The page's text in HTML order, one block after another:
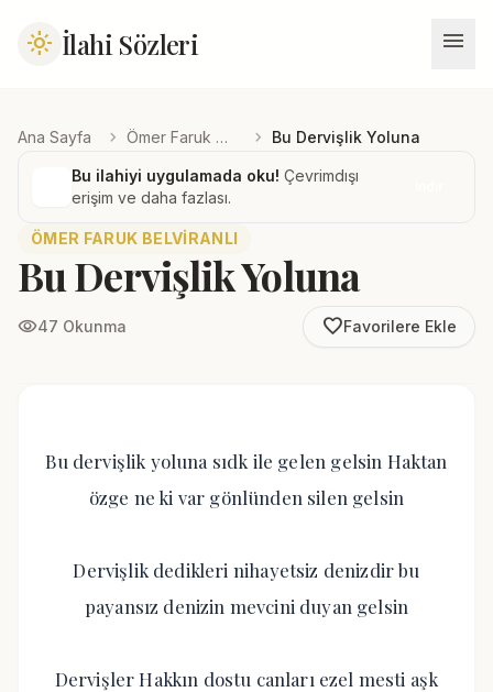
light_mode İlahi Sözleri menu
Ana Sayfa chevron_right Ömer Faruk Belviranlı chevron_right Bu Dervişlik Yoluna
Bu ilahiyi uygulamada oku! Çevrimdışı
erişim ve daha fazlası.
ÖMER FARUK BELVIRANLI
Bu Dervişlik Yoluna
visibility47 Okunma favorite_borderFavorilere Ekle
Bu dervişlik yoluna sıdk ile gelen gelsin Haktan
özge ne ki var gönlünden silen gelsin
Dervişlik dedikleri nihayetsiz denizdir bu
payansız denizin mevcini duyan gelsin
Dervişler Hakkın dostu canları ezel mesti aşk